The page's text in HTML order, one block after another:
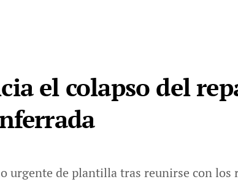
el colapso del
urgente de plantilla tras reunirse con los